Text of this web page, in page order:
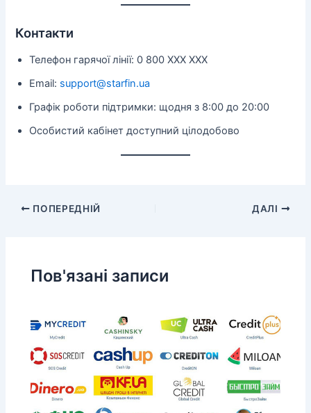
Контакти
Телефон гарячої лінії: 0 800 XXX XXX
Email: support@starfin.ua
Графік роботи підтримки: щодня з 8:00 до 20:00
Особистий кабінет доступний цілодобово
ПОПЕРЕДНІЙ ДАЛІ
Пов'язані записи